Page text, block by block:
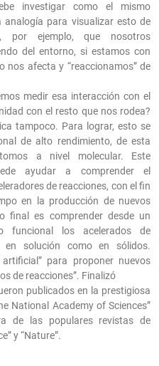
investigar como el mismo
para visualizar esto de
por ejemplo, que nosotros
del entorno, si estamos con
nos afecta y “reaccionamos” de
medir esa interacción con el
con el resto que nos rodea?
tampoco. Para lograr, esto se
de alto rendimiento, de esta
a nivel molecular. Este
ayudar a comprender el
de reacciones, con el fin
en la producción de nuevos
final es comprender desde un
funcional los acelerados de
solución como en sólidos.
para proponer nuevos
de reacciones”. Finalizó
publicados en la prestigiosa
National Academy of Sciences”
de las populares revistas de
y “Nature”.